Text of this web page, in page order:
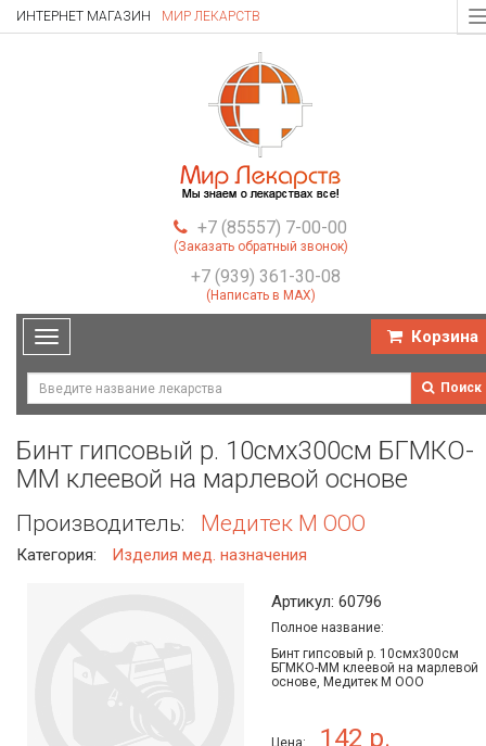
ИНТЕРНЕТ МАГАЗИН МИР ЛЕКАРСТВ
+7 (85557) 7-00-00
(Заказать обратный звонок)
+7 (939) 361-30-08
(Написать в MAX)
Toggle
navigation
Корзина
Поиск
Бинт гипсовый р. 10смх300cм БГМКО-
ММ клеевой на марлевой основе
Производитель: Медитек М ООО
Категория: Изделия мед. назначения
Артикул: 60796
Полное название:
Бинт гипсовый р. 10смх300cм
БГМКО-ММ клеевой на марлевой
основе, Медитек М ООО
Цена: 142 р.